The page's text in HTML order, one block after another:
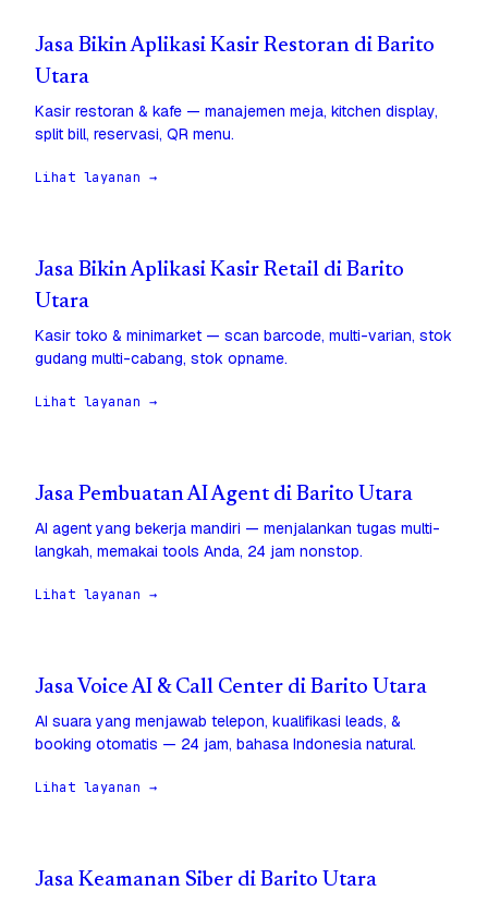
Jasa Bikin Aplikasi Kasir Restoran di Barito
Utara
Kasir restoran & kafe — manajemen meja, kitchen display,
split bill, reservasi, QR menu.
Lihat layanan →
Jasa Bikin Aplikasi Kasir Retail di Barito
Utara
Kasir toko & minimarket — scan barcode, multi-varian, stok
gudang multi-cabang, stok opname.
Lihat layanan →
Jasa Pembuatan AI Agent di Barito Utara
AI agent yang bekerja mandiri — menjalankan tugas multi-
langkah, memakai tools Anda, 24 jam nonstop.
Lihat layanan →
Jasa Voice AI & Call Center di Barito Utara
AI suara yang menjawab telepon, kualifikasi leads, &
booking otomatis — 24 jam, bahasa Indonesia natural.
Lihat layanan →
Jasa Keamanan Siber di Barito Utara